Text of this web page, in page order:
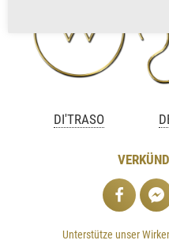
DI'TRASO
Unterstütze unser